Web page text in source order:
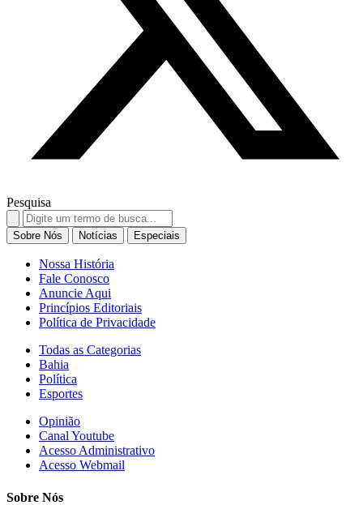
Pesquisa
Search
for:
Sobre Nós Notícias Especiais
Nossa História
Fale Conosco
Anuncie Aqui
Princípios Editoriais
Política de Privacidade
Todas as Categorias
Bahia
Política
Esportes
Opinião
Canal Youtube
Acesso Administrativo
Acesso Webmail
Sobre Nós